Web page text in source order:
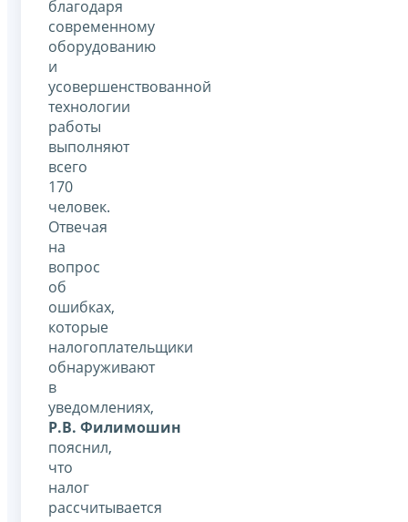
благодаря
современному
оборудованию
и
усовершенствованной
технологии
работы
выполняют
всего
170
человек.
Отвечая
на
вопрос
об
ошибках,
которые
налогоплательщики
обнаруживают
в
уведомлениях,
Р.В. Филимошин
пояснил,
что
налог
рассчитывается